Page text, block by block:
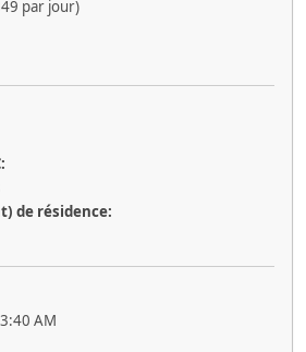
par jour)
de résidence:
AM